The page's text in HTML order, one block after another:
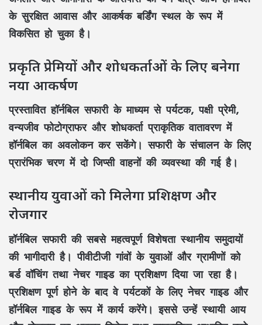
के सुरक्षित आवास और आकर्षकबर्डिंग स्थलके रूप में
विकसित हो चुका है।
प्रकृति प्रेमियों और शोधकर्ताओं के लिए बनेगा
नया आकर्षण
प्रस्तावितहॉर्नबिल सफारीके माध्यम से पर्यटक,पक्षी प्रेमी,
वन्यजीव फोटोग्राफरऔरशोधकर्ताप्राकृतिक वातावरण में
हॉर्नबिल का अवलोकन कर सकेंगे। सफारी के संचालन के लिए
प्रारंभिक चरण मेंदो जिप्सी वाहनोंकी व्यवस्था की गई है।
स्थानीय युवाओं को मिलेगा प्रशिक्षण और
रोजगार
हॉर्नबिल सफारीकी सबसे महत्वपूर्ण विशेषतास्थानीय समुदायों
की भागीदारीहै।पीवीटीजी गांवोंके युवाओं और ग्रामीणों को
बर्ड वॉचिंगतथानेचर गाइडका प्रशिक्षण दिया जा रहा है।
प्रशिक्षण पूर्ण होने के बाद वे पर्यटकों के लिएनेचर गाइडऔर
हॉर्नबिल गाइडके रूप में कार्य करेंगे। इससे उन्हेंस्थायी आय